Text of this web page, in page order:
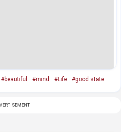
#beautiful #mind #Life #good state